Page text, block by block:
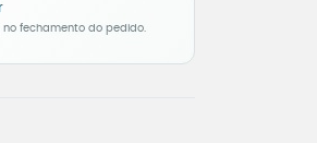
fechamento do pedido.